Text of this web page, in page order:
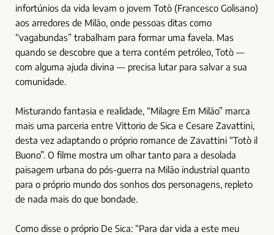
infortúnios da vida levam o jovem Totò (Francesco Golisano)
aos arredores de Milão, onde pessoas ditas como
“vagabundas” trabalham para formar uma favela. Mas
quando se descobre que a terra contém petróleo, Totò —
com alguma ajuda divina — precisa lutar para salvar a sua
comunidade.
Misturando fantasia e realidade, “Milagre Em Milão” marca
mais uma parceria entre Vittorio de Sica e Cesare Zavattini,
desta vez adaptando o próprio romance de Zavattini “Totò il
Buono”. O filme mostra um olhar tanto para a desolada
paisagem urbana do pós-guerra na Milão industrial quanto
para o próprio mundo dos sonhos dos personagens, repleto
de nada mais do que bondade.
Como disse o próprio De Sica: “Para dar vida a este meu